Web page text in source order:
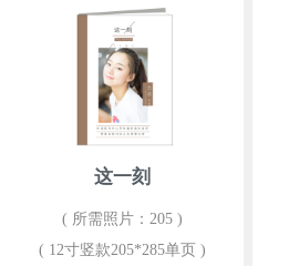
这一刻
( 所需照片：205 )
( 12寸竖款205*285单页 )